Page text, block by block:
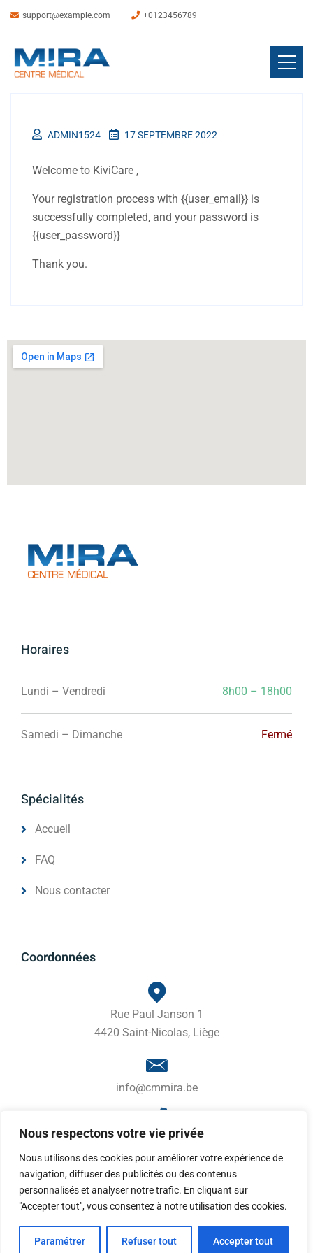
Nous respectons votre vie privée
Nous utilisons des cookies pour améliorer votre expérience de
navigation, diffuser des publicités ou des contenus
personnalisés et analyser notre trafic. En cliquant sur
"Accepter tout", vous consentez à notre utilisation des cookies.
Paramétrer Refuser tout Accepter tout
support@example.com +0123456789
ADMIN1524 17 SEPTEMBRE 2022
Welcome to KiviCare ,
Your registration process with {{user_email}} is
successfully completed, and your password is
{{user_password}}
Thank you.
Horaires
Lundi – Vendredi 8h00 – 18h00
Samedi – Dimanche Fermé
Spécialités
Accueil
FAQ
Nous contacter
Coordonnées
Rue Paul Janson 1
4420 Saint-Nicolas, Liège
info@cmmira.be
04 246 42 02
© Copyright 2022 Illuneur • All right reserved